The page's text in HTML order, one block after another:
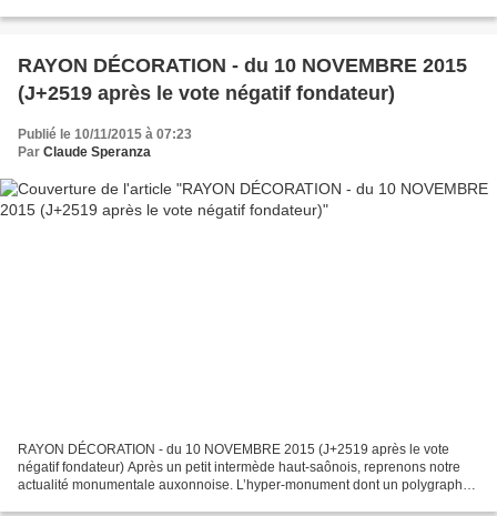
RAYON DÉCORATION - du 10 NOVEMBRE 2015
(J+2519 après le vote négatif fondateur)
Publié le 10/11/2015 à 07:23
Par Claude Speranza
RAYON DÉCORATION - du 10 NOVEMBRE 2015 (J+2519 après le vote
négatif fondateur) Après un petit intermède haut-saônois, reprenons notre
actualité monumentale auxonnoise. L’hyper-monument dont un polygraphe